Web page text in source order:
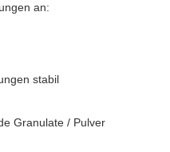
an:
stabil
Granulate / Pulver